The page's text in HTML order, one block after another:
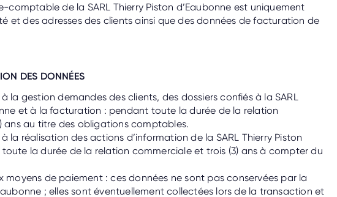
comptable de la SARL Thierry Piston d’Eaubonne est uniquement
et des adresses des clients ainsi que des données de facturation de
DES DONNÉES
la gestion demandes des clients, des dossiers confiés à la SARL
et à la facturation : pendant toute la durée de la relation
ans au titre des obligations comptables.
la réalisation des actions d’information de la SARL Thierry Piston
toute la durée de la relation commerciale et trois (3) ans à compter du
moyens de paiement : ces données ne sont pas conservées par la
; elles sont éventuellement collectées lors de la transaction et